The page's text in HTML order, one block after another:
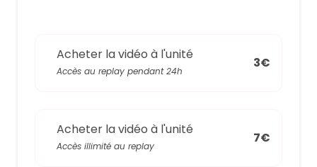
Acheter la vidéo à l'unité
Accès au replay pendant 24h
3€
Acheter la vidéo à l'unité
Accès illimité au replay
7€